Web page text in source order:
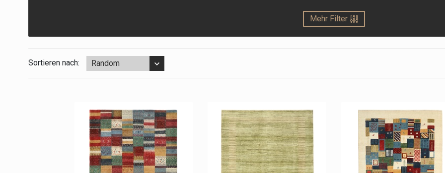
Mehr Filter
Sortieren nach: Random